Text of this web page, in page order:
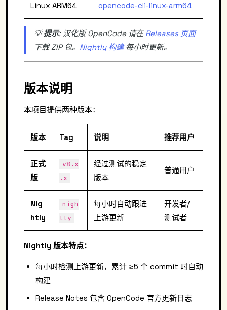
Linux ARM64 opencode-cli-linux-arm64
💡提示: 汉化版 OpenCode 请在Releases 页面
下载 ZIP 包。 Nightly 构建每小时更新。
版本说明
本项目提供两种版本：
版本 Tag 说明 推荐用户
正式
版
v8.x
.x
经过测试的稳定
版本
普通用户
Nig
htly
nigh
tly
每小时自动跟进
上游更新
开发者/
测试者
Nightly 版本特点：
每小时检测上游更新，累计 ≥5 个 commit 时自动
构建
Release Notes 包含 OpenCode 官方更新日志